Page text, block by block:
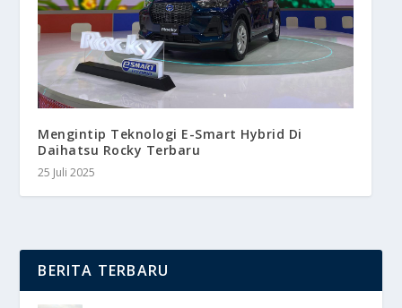
Mengintip Teknologi E-Smart Hybrid Di
Daihatsu Rocky Terbaru
25 Juli 2025
BERITA TERBARU